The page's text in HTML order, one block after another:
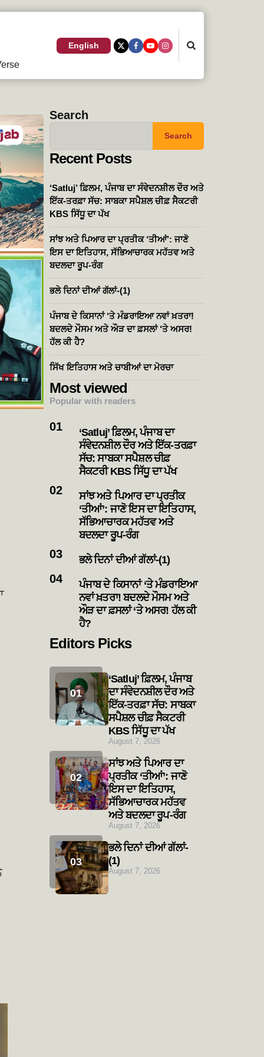
English
Search
Search
Recent Posts
‘Satluj’ ਫ਼ਿਲਮ, ਪੰਜਾਬ ਦਾ ਸੰਵੇਦਨਸ਼ੀਲ ਦੌਰ ਅਤੇ
ਇੱਕ-ਤਰਫ਼ਾ ਸੱਚ: ਸਾਬਕਾ ਸਪੈਸ਼ਲ ਚੀਫ਼ ਸੈਕਟਰੀ
KBS ਸਿੱਧੂ ਦਾ ਪੱਖ
ਸਾਂਝ ਅਤੇ ਪਿਆਰ ਦਾ ਪ੍ਰਤੀਕ ‘ਤੀਆਂ’: ਜਾਣੋ
ਇਸ ਦਾ ਇਤਿਹਾਸ, ਸੱਭਿਆਚਾਰਕ ਮਹੱਤਵ ਅਤੇ
ਬਦਲਦਾ ਰੂਪ-ਰੰਗ
ਭਲੇ ਦਿਨਾਂ ਦੀਆਂ ਗੱਲਾਂ-(1)
ਪੰਜਾਬ ਦੇ ਕਿਸਾਨਾਂ ‘ਤੇ ਮੰਡਰਾਇਆ ਨਵਾਂ ਖ਼ਤਰਾ!
ਬਦਲਦੇ ਮੌਸਮ ਅਤੇ ਔੜ ਦਾ ਫ਼ਸਲਾਂ ‘ਤੇ ਅਸਰ!
ਹੱਲ ਕੀ ਹੈ?
ਸਿੱਖ ਇਤਿਹਾਸ ਅਤੇ ਚਾਬੀਆਂ ਦਾ ਮੋਰਚਾ
Most viewed
Popular with readers
‘Satluj’ ਫ਼ਿਲਮ, ਪੰਜਾਬ ਦਾ
ਸੰਵੇਦਨਸ਼ੀਲ ਦੌਰ ਅਤੇ ਇੱਕ-ਤਰਫ਼ਾ
ਸੱਚ: ਸਾਬਕਾ ਸਪੈਸ਼ਲ ਚੀਫ਼
ਸੈਕਟਰੀ KBS ਸਿੱਧੂ ਦਾ ਪੱਖ
ਸਾਂਝ ਅਤੇ ਪਿਆਰ ਦਾ ਪ੍ਰਤੀਕ
‘ਤੀਆਂ’: ਜਾਣੋ ਇਸ ਦਾ ਇਤਿਹਾਸ,
ਸੱਭਿਆਚਾਰਕ ਮਹੱਤਵ ਅਤੇ
ਬਦਲਦਾ ਰੂਪ-ਰੰਗ
ਭਲੇ ਦਿਨਾਂ ਦੀਆਂ ਗੱਲਾਂ-(1)
ਪੰਜਾਬ ਦੇ ਕਿਸਾਨਾਂ ‘ਤੇ ਮੰਡਰਾਇਆ
ਨਵਾਂ ਖ਼ਤਰਾ! ਬਦਲਦੇ ਮੌਸਮ ਅਤੇ
ਔੜ ਦਾ ਫ਼ਸਲਾਂ ‘ਤੇ ਅਸਰ! ਹੱਲ ਕੀ
ਹੈ?
Editors Picks
‘Satluj’ ਫ਼ਿਲਮ, ਪੰਜਾਬ
ਦਾ ਸੰਵੇਦਨਸ਼ੀਲ ਦੌਰ ਅਤੇ
ਇੱਕ-ਤਰਫ਼ਾ ਸੱਚ: ਸਾਬਕਾ
ਸਪੈਸ਼ਲ ਚੀਫ਼ ਸੈਕਟਰੀ
KBS ਸਿੱਧੂ ਦਾ ਪੱਖ
August 7, 2026
ਸਾਂਝ ਅਤੇ ਪਿਆਰ ਦਾ
ਪ੍ਰਤੀਕ ‘ਤੀਆਂ’: ਜਾਣੋ
ਇਸ ਦਾ ਇਤਿਹਾਸ,
ਸੱਭਿਆਚਾਰਕ ਮਹੱਤਵ
ਅਤੇ ਬਦਲਦਾ ਰੂਪ-ਰੰਗ
August 7, 2026
ਭਲੇ ਦਿਨਾਂ ਦੀਆਂ ਗੱਲਾਂ-
(1)
August 7, 2026